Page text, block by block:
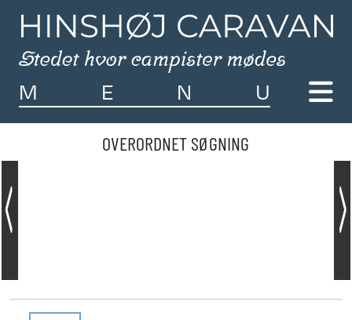
M E N U
OVERORDNET SØGNING